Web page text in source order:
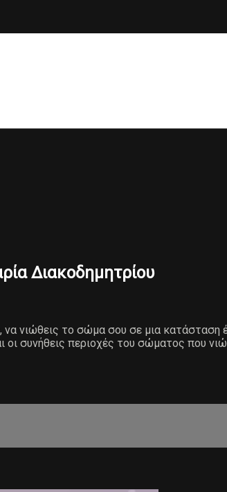
Διακοδημητρίου
νιώθεις το σώμα σου σε μια
συνήθεις περιοχές του σώματος που